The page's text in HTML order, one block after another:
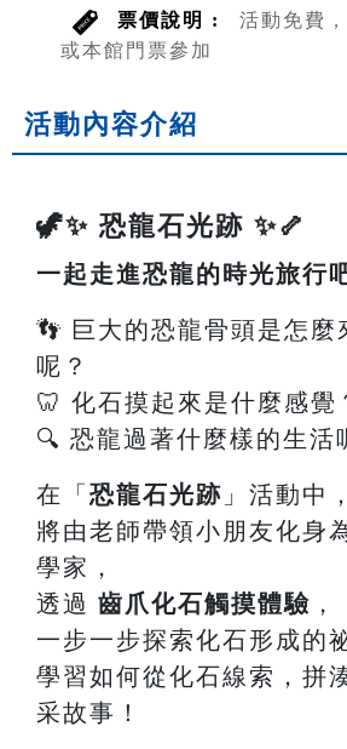
票價說明 :
活動免費
或本館門票參加
活動內容介紹
🦖✨ 恐龍石光跡 ✨🦴
一起走進恐龍的時光旅行
👣 巨大的恐龍骨頭是怎麼
呢？
🦷 化石摸起來是什麼感覺
🔍 恐龍過著什麼樣的生活
在「 恐龍石光跡 」活動中，
將由老師帶領小朋友化身
學家，
透過 齒爪化石觸摸體驗 ，
一步一步探索化石形成的
學習如何從化石線索，拼
采故事！